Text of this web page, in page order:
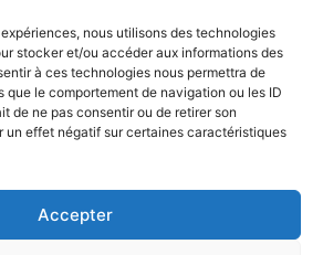
nous utilisons des technologies
stocker et/ou accéder aux informations des
à ces technologies nous permettra de
que le comportement de navigation ou les ID
de ne pas consentir ou de retirer son
un effet négatif sur certaines caractéristiques
Accepter
et Données
Générales de Vente